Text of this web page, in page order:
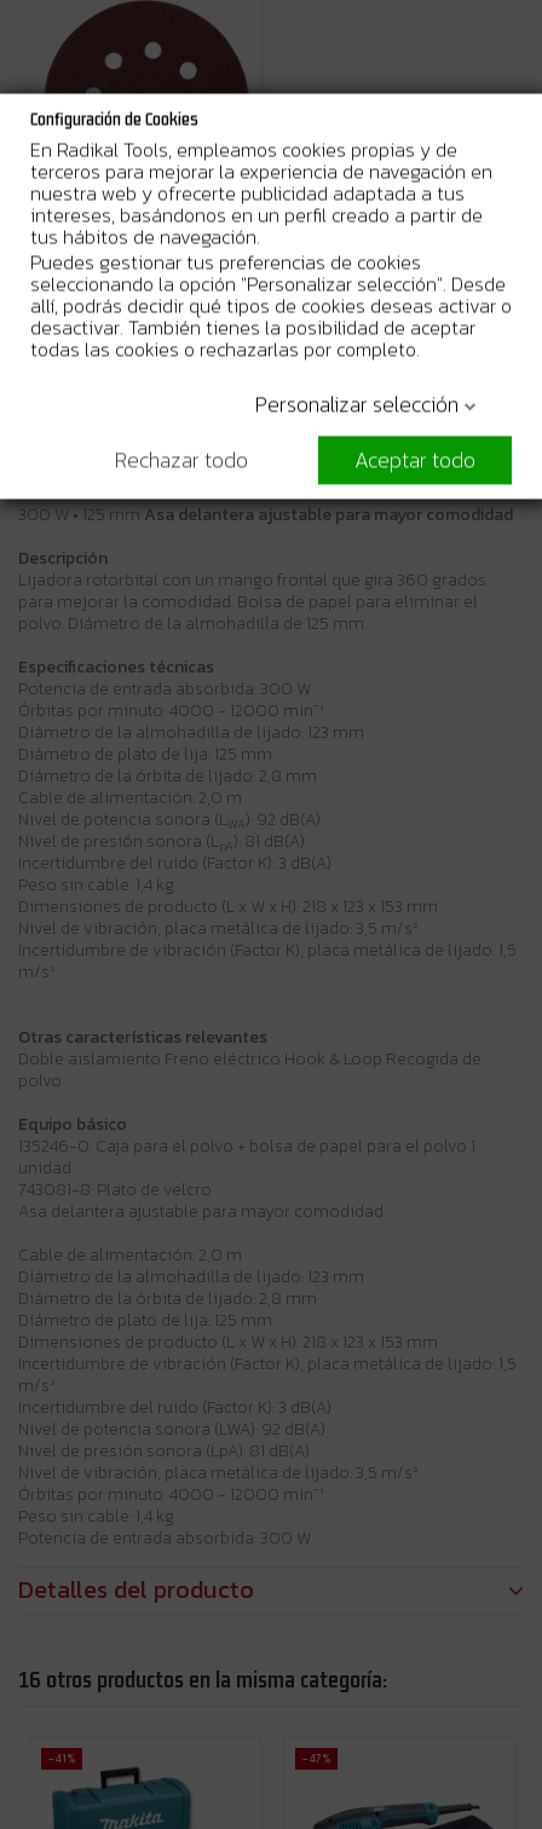
En Stock
Disco de Lija 125 mm con
Velcro - 10 unidades
6,66 €
Añadir al carrito
Más Información
300 W • 125 mm Asa delantera ajustable para mayor comodidad
Descripción
Lijadora rotorbital con un mango frontal que gira 360 grados
para mejorar la comodidad. Bolsa de papel para eliminar el
polvo. Diámetro de la almohadilla de 125 mm.
Especificaciones técnicas
Potencia de entrada absorbida: 300 W
Órbitas por minuto: 4000 - 12000 min⁻¹
Diámetro de la almohadilla de lijado: 123 mm
Diámetro de plato de lija: 125 mm
Diámetro de la órbita de lijado: 2,8 mm
Cable de alimentación: 2,0 m
Nivel de potencia sonora (LWA ): 92 dB(A)
Nivel de presión sonora (LpA ): 81 dB(A)
Incertidumbre del ruido (Factor K): 3 dB(A)
Peso sin cable: 1,4 kg
Dimensiones de producto (L x W x H): 218 x 123 x 153 mm
Nivel de vibración, placa metálica de lijado: 3,5 m/s²
Incertidumbre de vibración (Factor K), placa metálica de lijado: 1,5
m/s²
Otras características relevantes
Doble aislamiento Freno eléctrico Hook & Loop Recogida de
polvo
Equipo básico
135246-0: Caja para el polvo + bolsa de papel para el polvo 1
unidad
743081-8: Plato de velcro
Asa delantera ajustable para mayor comodidad
Cable de alimentación: 2,0 m
Diámetro de la almohadilla de lijado: 123 mm
Diámetro de la órbita de lijado: 2,8 mm
Diámetro de plato de lija: 125 mm
Dimensiones de producto (L x W x H): 218 x 123 x 153 mm
Incertidumbre de vibración (Factor K), placa metálica de lijado: 1,5
m/s²
Incertidumbre del ruido (Factor K): 3 dB(A)
Nivel de potencia sonora (LWA): 92 dB(A)
Nivel de presión sonora (LpA): 81 dB(A)
Nivel de vibración, placa metálica de lijado: 3,5 m/s²
Órbitas por minuto: 4000 - 12000 min⁻¹
Peso sin cable: 1,4 kg
Potencia de entrada absorbida: 300 W
Detalles del producto
16 otros productos en la misma categoría:
-41% -47%
Configuración de Cookies
En Radikal Tools, empleamos cookies propias y de
terceros para mejorar la experiencia de navegación en
nuestra web y ofrecerte publicidad adaptada a tus
intereses, basándonos en un perfil creado a partir de
tus hábitos de navegación.
Puedes gestionar tus preferencias de cookies
seleccionando la opción "Personalizar selección". Desde
allí, podrás decidir qué tipos de cookies deseas activar o
desactivar. También tienes la posibilidad de aceptar
todas las cookies o rechazarlas por completo.
Personalizar selección
Rechazar todo
Aceptar todo